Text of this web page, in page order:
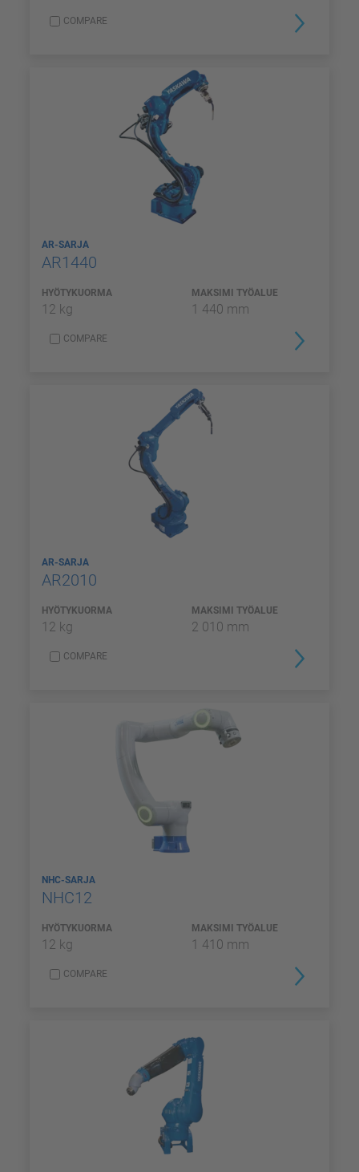
COMPARE
AR-SARJA
AR1440
HYÖTYKUORMA
12 kg
MAKSIMI TYÖALUE
1 440 mm
COMPARE
AR-SARJA
AR2010
HYÖTYKUORMA
12 kg
MAKSIMI TYÖALUE
2 010 mm
COMPARE
NHC-SARJA
NHC12
HYÖTYKUORMA
12 kg
MAKSIMI TYÖALUE
1 410 mm
COMPARE